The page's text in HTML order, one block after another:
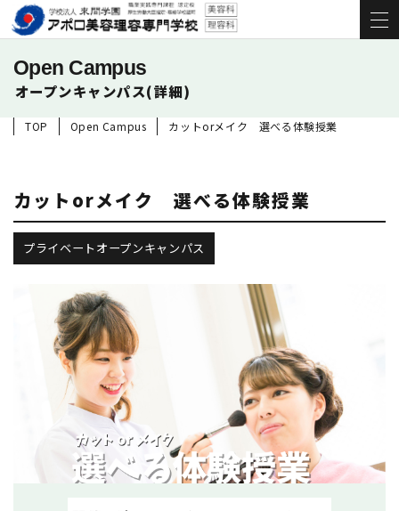
Open Campus
オープンキャンパス(詳細)
TOP Open Campus カットorメイク 選べる体験授業
カットorメイク 選べる体験授業
プライベートオープンキャンパス